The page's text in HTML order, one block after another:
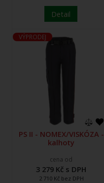
Detail
VÝPRODEJ
PS II - NOMEX/VISKÓZA -
kalhoty
cena od
3 279 Kč s DPH
2 710 Kč bez DPH